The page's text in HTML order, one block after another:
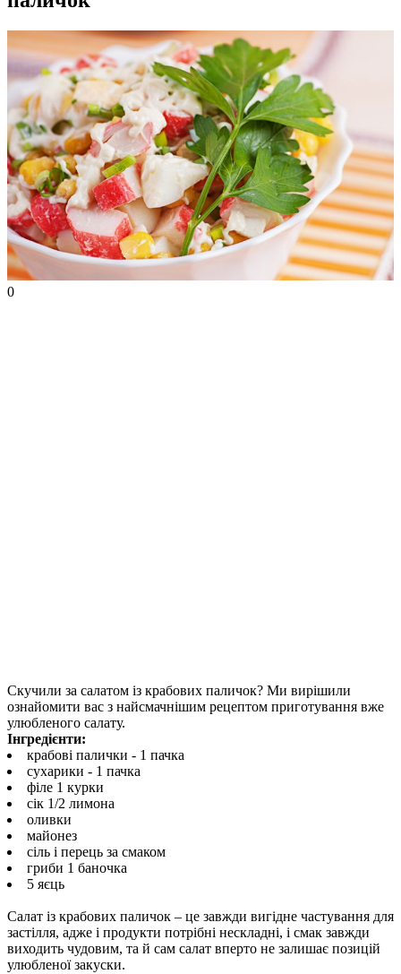
0
Скучили за салатом із крабових паличок? Ми вирішили
ознайомити вас з найсмачнішим рецептом приготування вже
улюбленого салату.
Інгредієнти:
крабові палички - 1 пачка
сухарики - 1 пачка
філе 1 курки
сік 1/2 лимона
оливки
майонез
сіль і перець за смаком
гриби 1 баночка
5 яєць
Салат із крабових паличок – це завжди вигідне частування для
застілля, адже і продукти потрібні нескладні, і смак завжди
виходить чудовим, та й сам салат вперто не залишає позицій
улюбленої закуски.